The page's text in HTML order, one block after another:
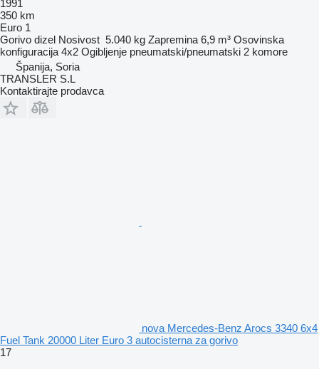
1991
350 km
Euro 1
Gorivo dizel Nosivost 5.040 kg Zapremina 6,9 m³ Osovinska
konfiguracija 4x2 Ogibljenje pneumatski/pneumatski 2 komore
Španija, Soria
TRANSLER S.L
Kontaktirajte prodavca
nova Mercedes-Benz Arocs 3340 6x4
Fuel Tank 20000 Liter Euro 3 autocisterna za gorivo
17